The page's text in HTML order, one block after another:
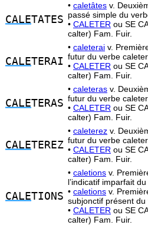
CALETATES
• caletâtes v.
passé simple du
• CALETER ou SE
calter) Fam. Fuir.
CALETERAI
• caleterai v.
futur du verbe caleter.
• CALETER ou SE
calter) Fam. Fuir.
CALETERAS
• caleteras v.
futur du verbe caleter.
• CALETER ou SE
calter) Fam. Fuir.
CALETEREZ
• caleterez v.
futur du verbe caleter.
• CALETER ou SE
calter) Fam. Fuir.
CALETIONS
• caletions v.
l’indicatif imparfait
• caletions v.
subjonctif présent du
• CALETER ou SE
calter) Fam. Fuir.